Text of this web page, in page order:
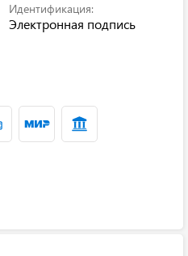
Идентификация:
Электронная подпись